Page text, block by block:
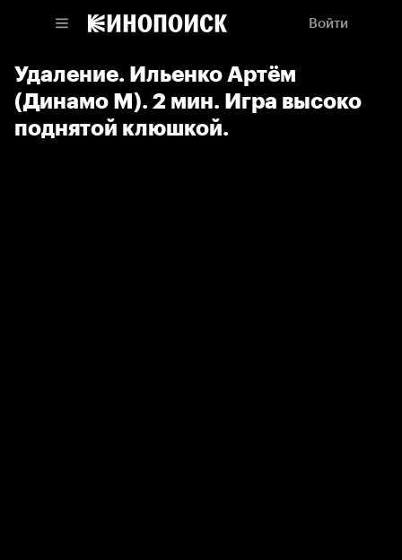
Войти
Удаление. Ильенко Артём
(Динамо М). 2 мин. Игра высоко
поднятой клюшкой.